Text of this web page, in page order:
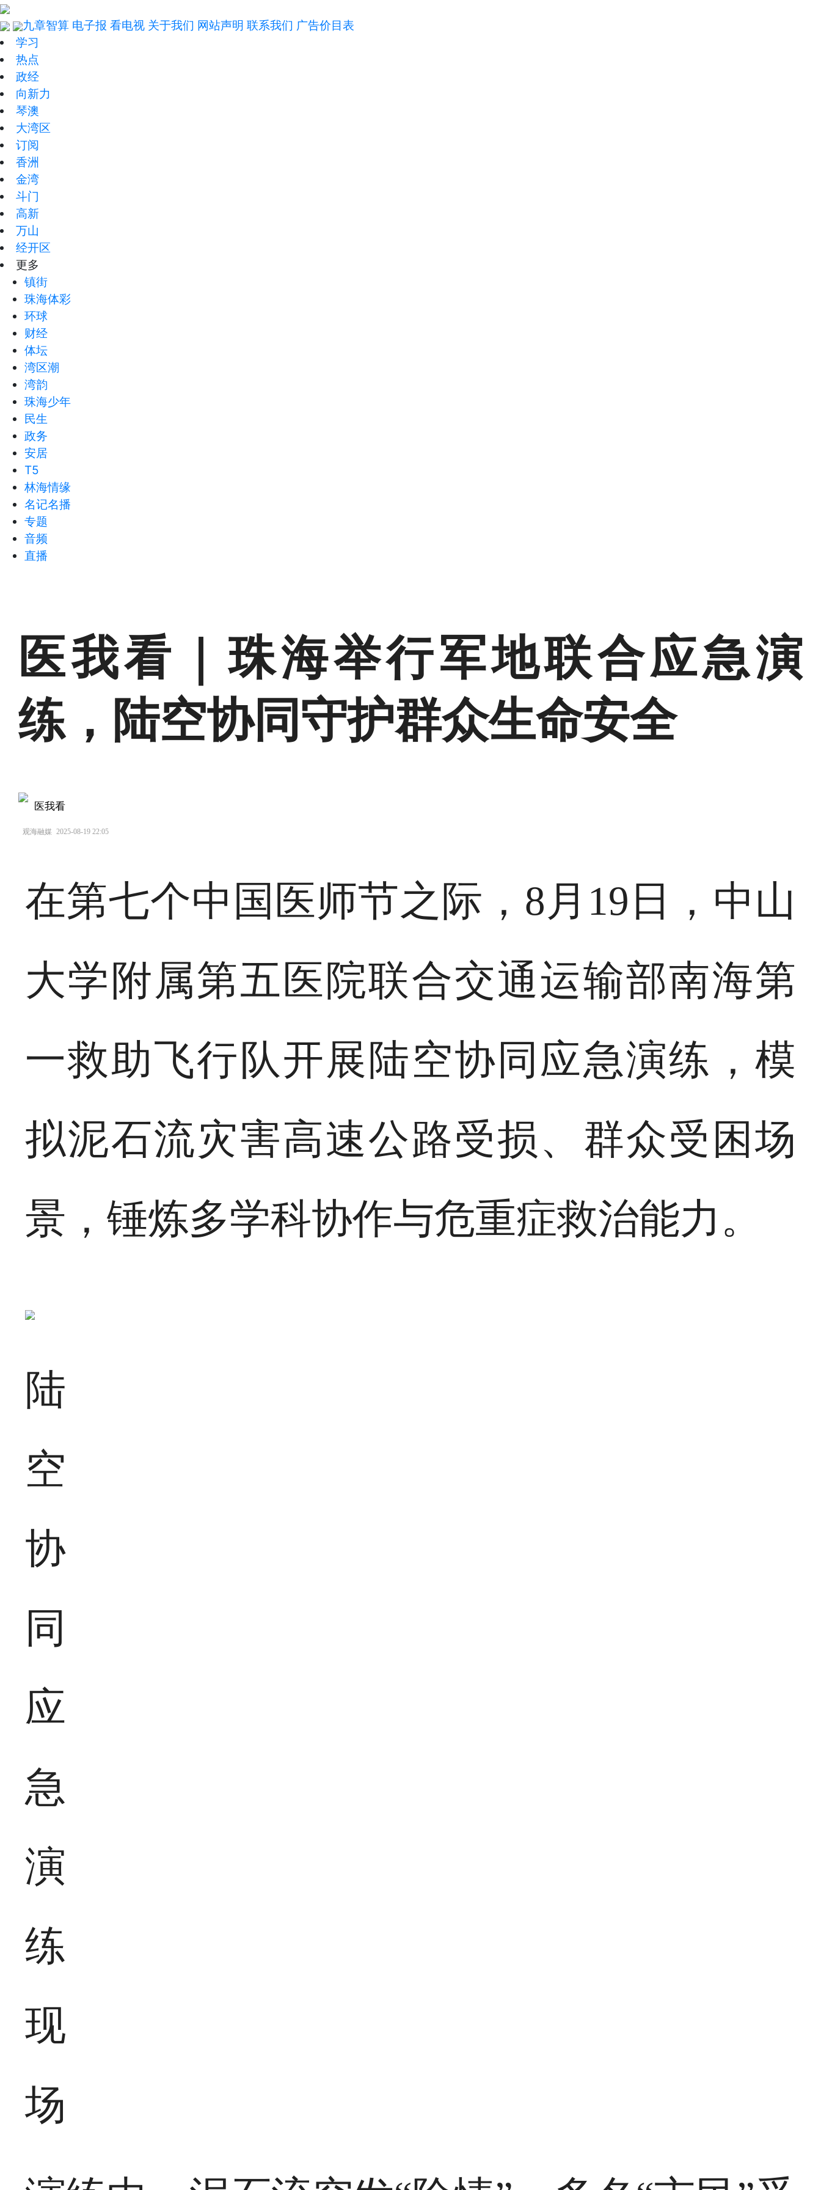
九章智算 电子报 看电视 关于我们 网站声明 联系我们 广告价目表
学习
热点
政经
向新力
琴澳
大湾区
订阅
香洲
金湾
斗门
高新
万山
经开区
更多
镇街
珠海体彩
环球
财经
体坛
湾区潮
湾韵
珠海少年
民生
政务
安居
T5
林海情缘
名记名播
专题
音频
直播
医我看｜珠海举行军地联合应急演
练，陆空协同守护群众生命安全
医我看
观海融媒 2025-08-19 22:05
在第七个中国医师节之际，8月19日，中山
大学附属第五医院联合交通运输部南海第
一救助飞行队开展陆空协同应急演练，模
拟泥石流灾害高速公路受损、群众受困场
景，锤炼多学科协作与危重症救治能力。
陆
空
协
同
应
急
演
练
现
场